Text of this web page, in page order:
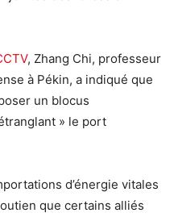
, Zhang Chi, professeur
à Pékin, a indiqué que
un blocus
» le port
d’énergie vitales
que certains alliés